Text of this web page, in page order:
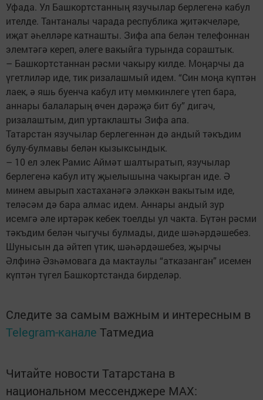
Уфада. Ул Башкортстанның язучылар берлегенә кабул
ителде. Тантаналы чарада республика җитәкчеләре,
иҗат әһелләре катнашты. Зифа апа белән телефоннан
элемтәгә кереп, әлеге вакыйга турында сораштык.
– Башкортстаннан рәсми чакыру килде. Моңарчы да
үгетлиләр иде, тик ризалашмый идем. “Син моңа күптән
лаек, ә яшь буенча кабул итү мөмкинлеге үтеп бара,
аннары балаларың өчен дәрәҗә бит бу” дигәч,
ризалаштым, дип уртаклашты Зифа апа.
Татарстан язучылар берлегеннән дә андый тәкъдим
булу-булмавы белән кызыксындык.
– 10 ел элек Рамис Аймәт шалтыратып, язучылар
берлегенә кабул итү җыелышына чакырган иде. Ә
минем авырып хастаханәгә эләккән вакытым иде,
теләсәм дә бара алмас идем. Аннары андый зур
исемгә әле иртәрәк кебек тоелды ул чакта. Бүтән рәсми
тәкъдим белән чыгучы булмады, диде шәһәрдәшебез.
Шунысын да әйтеп үтик, шәһәрдәшебез, җырчы
Әлфинә Әзһәмовага да мактаулы “атказанган” исемен
күптән түгел Башкортстанда бирделәр.
Следите за самым важным и интересным в
Telegram-канале Татмедиа
Читайте новости Татарстана в
национальном мессенджере MАХ: